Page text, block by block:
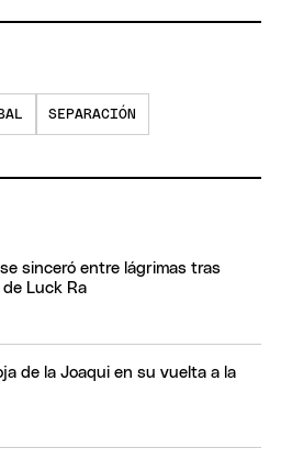
SEPARACIÓN
sinceró entre lágrimas tras
Luck Ra
de la Joaqui en su vuelta a la